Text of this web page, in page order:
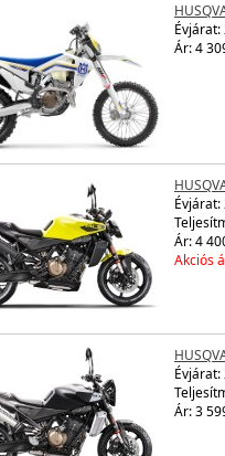
Évjárat:
Ár: 4
Évjárat:
Ár: 4
Akciós
Évjárat:
Ár: 3